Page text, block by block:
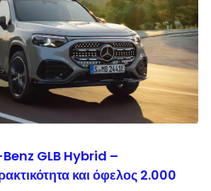
GLB Hybrid –
και όφελος 2.000